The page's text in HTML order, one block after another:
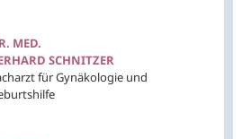
MED.
SCHNITZER
für Gynäkologie und